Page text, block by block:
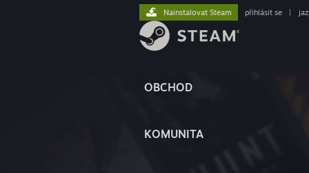
OBCHOD
KOMUNITA
Nainstalovat Steam přihlásit se